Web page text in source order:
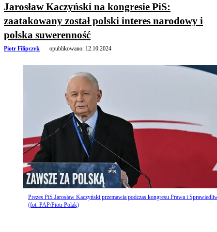
Jarosław Kaczyński na kongresie PiS:
zaatakowany został polski interes narodowy i
polska suwerenność
Piotr Filipczyk opublikowano: 12.10.2024
Prezes PiS Jarosław Kaczyński przemawia podczas kongresu Prawa i
(fot. PAP/Piotr Polak)